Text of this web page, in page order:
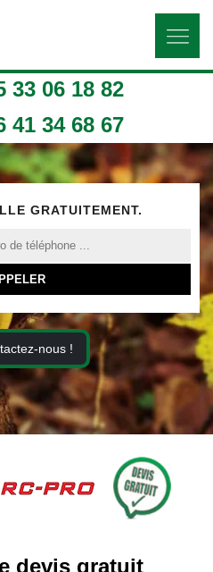
33 06 18 82
41 34 68 67
GRATUITEMENT.
nous !
devis gratuit